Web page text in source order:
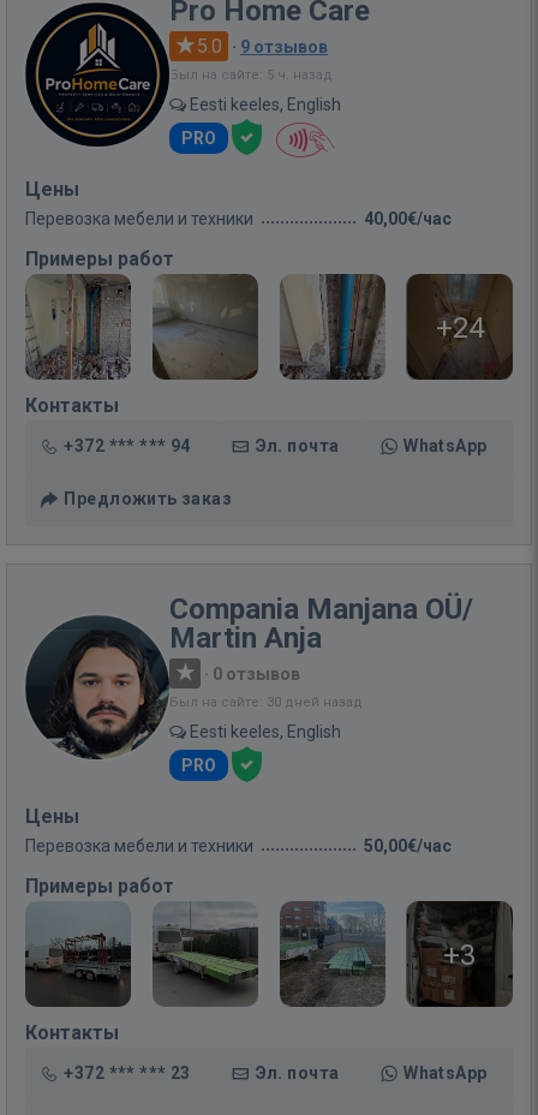
Pro Home Care
5.0 · 9 отзывов
Был на сайте: 5 ч. назад
Eesti keeles, English
PRO
Цены
Перевозка мебели и техники 40,00€/час
Примеры работ
+24
Контакты
+372 *** *** 94 Эл. почта WhatsApp
Предложить заказ
Compania Manjana OÜ/
Martin Anja
· 0 отзывов
Был на сайте: 30 дней назад
Eesti keeles, English
PRO
Цены
Перевозка мебели и техники 50,00€/час
Примеры работ
+3
Контакты
+372 *** *** 23 Эл. почта WhatsApp